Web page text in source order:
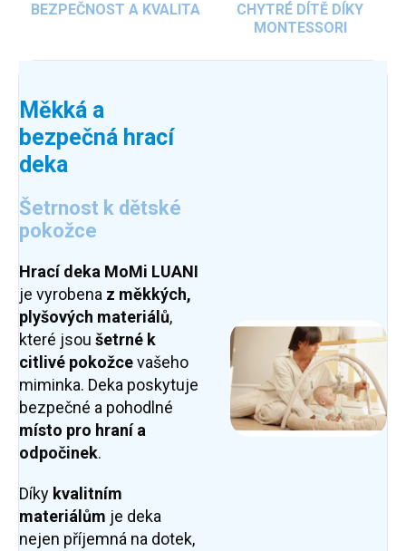
BEZPEČNOST A KVALITA
CHYTRÉ DÍTĚ DÍKY
MONTESSORI
Měkká a
bezpečná hrací
deka
Šetrnost k dětské
pokožce
Hrací deka MoMi LUANI
je vyrobena z měkkých,
plyšových materiálů,
které jsou šetrné k
citlivé pokožcevašeho
miminka. Deka poskytuje
bezpečné a pohodlné
místo pro hraní a
odpočinek.
Díky kvalitním
materiálům je deka
nejen příjemná na dotek,